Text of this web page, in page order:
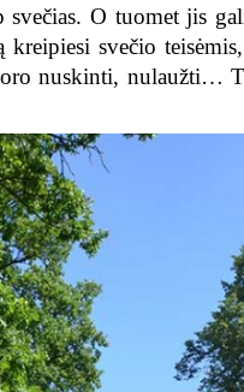
O tuomet jis
svečio
nuskinti, nulaužti…